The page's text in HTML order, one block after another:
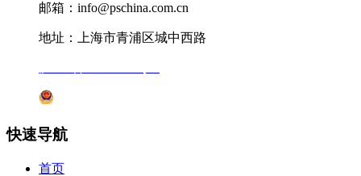
邮箱：info@pschina.com.cn
地址：上海市青浦区城中西路
快速导航
首页